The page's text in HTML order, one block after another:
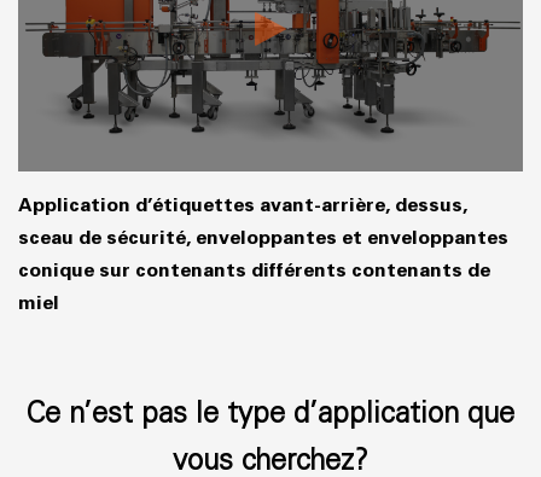
Application d’étiquettes avant-arrière, dessus,
sceau de sécurité, enveloppantes et enveloppantes
conique sur contenants différents contenants de
miel
Ce n’est pas le type d’application que
vous cherchez?